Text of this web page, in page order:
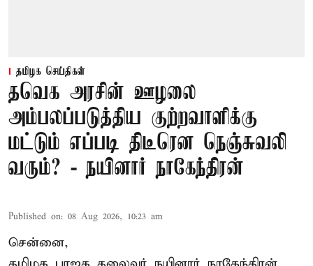
தமிழக செய்திகள்
தவெக அரசின் ஊழலை
அம்பலப்படுத்திய குற்றவாளிக்கு
மட்டும் எப்படி திடீரென நெஞ்சுவலி
வரும்? - நயினார் நாகேந்திரன்
Published on: 08 Aug 2026, 10:23 am
சென்னை,